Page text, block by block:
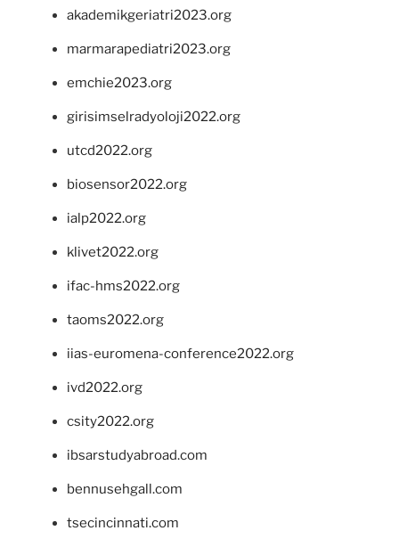
akademikgeriatri2023.org
marmarapediatri2023.org
emchie2023.org
girisimselradyoloji2022.org
utcd2022.org
biosensor2022.org
ialp2022.org
klivet2022.org
ifac-hms2022.org
taoms2022.org
iias-euromena-conference2022.org
ivd2022.org
csity2022.org
ibsarstudyabroad.com
bennusehgall.com
tsecincinnati.com